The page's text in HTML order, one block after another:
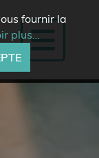
fournir la
plus…